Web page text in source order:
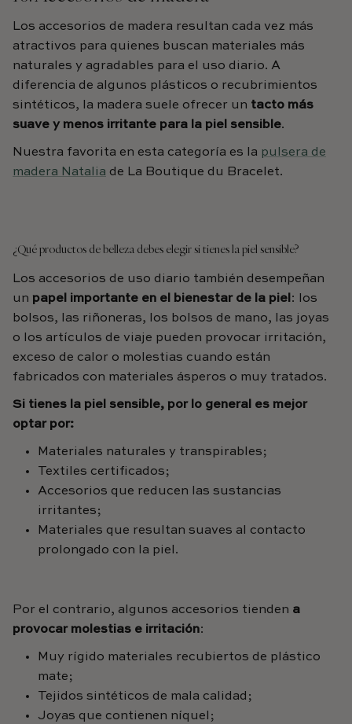
Los accesorios de madera resultan cada vez más
atractivos para quienes buscan materiales más
naturales y agradables para el uso diario. A
diferencia de algunos plásticos o recubrimientos
sintéticos, la madera suele ofrecer un tacto más
suave y menos irritante para la piel sensible.
Nuestra favorita en esta categoría es la pulsera de
madera Natalia de La Boutique du Bracelet.
¿Qué productos de belleza debes elegir si tienes la piel sensible?
Los accesorios de uso diario también desempeñan
un papel importante en el bienestar de la piel: los
bolsos, las riñoneras, los bolsos de mano, las joyas
o los artículos de viaje pueden provocar irritación,
exceso de calor o molestias cuando están
fabricados con materiales ásperos o muy tratados.
Si tienes la piel sensible, por lo general es mejor
optar por:
Materiales naturales y transpirables;
Textiles certificados;
Accesorios que reducen las sustancias
irritantes;
Materiales que resultan suaves al contacto
prolongado con la piel.
Por el contrario, algunos accesorios tienden a
provocar molestias e irritación:
Muy rígido materiales recubiertos de plástico
mate;
Tejidos sintéticos de mala calidad;
Joyas que contienen níquel;